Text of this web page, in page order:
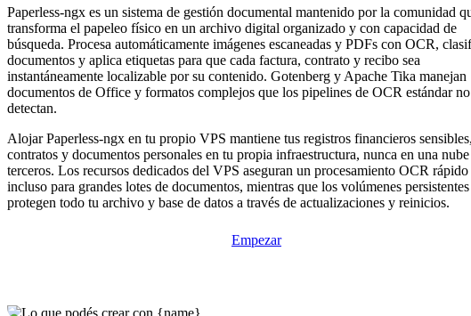
Paperless-ngx es un sistema de gestión documental mantenido por la comunidad
transforma el papeleo físico en un archivo digital organizado y con capacidad de
búsqueda. Procesa automáticamente imágenes escaneadas y PDFs con OCR,
documentos y aplica etiquetas para que cada factura, contrato y recibo sea
instantáneamente localizable por su contenido. Gotenberg y Apache Tika manejan
documentos de Office y formatos complejos que los pipelines de OCR estándar no
detectan.
Alojar Paperless-ngx en tu propio VPS mantiene tus registros financieros sensibles,
contratos y documentos personales en tu propia infraestructura, nunca en una
terceros. Los recursos dedicados del VPS aseguran un procesamiento OCR rápido
incluso para grandes lotes de documentos, mientras que los volúmenes persistentes
protegen todo tu archivo y base de datos a través de actualizaciones y reinicios.
Empezar